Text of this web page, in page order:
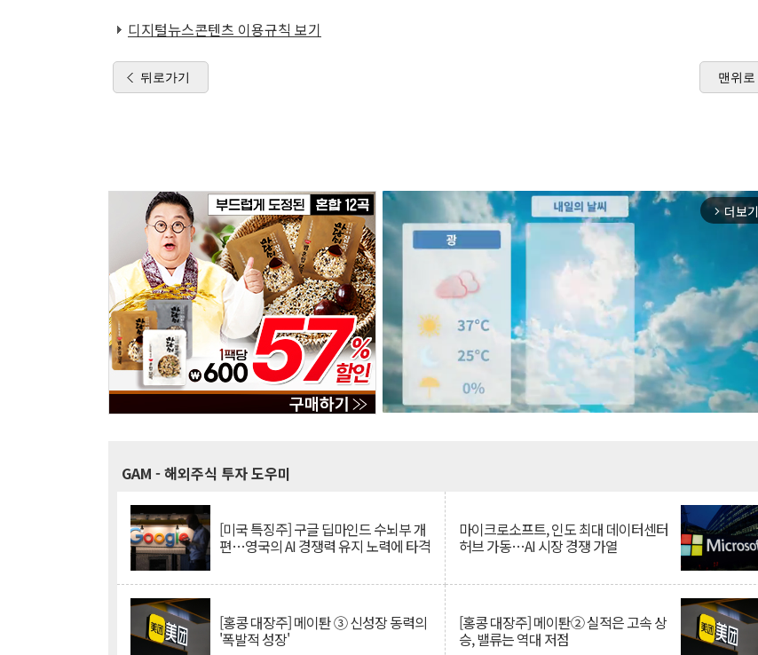
디지털뉴스콘텐츠 이용규칙 보기
뒤로가기 맨위로
arrow_forward_ios 더보기
GAM - 해외주식 투자 도우미
[미국 특징주] 구글 딥마인드 수뇌부 개
편…영국의 AI 경쟁력 유지 노력에 타격
마이크로소프트, 인도 최대 데이터센터
허브 가동…AI 시장 경쟁 가열
[홍콩 대장주] 메이퇀 ③ 신성장 동력의
'폭발적 성장'
[홍콩 대장주] 메이퇀② 실적은 고속 상
승, 밸류는 역대 저점